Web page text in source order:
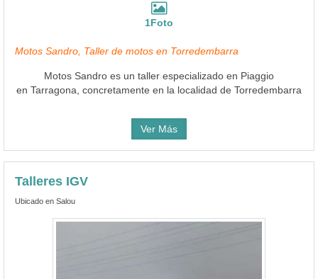
1Foto
Motos Sandro, Taller de motos en Torredembarra
Motos Sandro es un taller especializado en Piaggio
en Tarragona, concretamente en la localidad de Torredembarra
Ver Más
Talleres IGV
Ubicado en Salou